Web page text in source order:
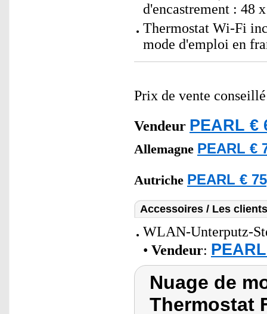
d'encastrement : 48
Thermostat Wi-Fi
mode d'emploi en
Prix de vente
Vendeur PEARL €
Allemagne PEARL €
Autriche PEARL €
Accessoires / Les
WLAN-Unterputz-
• Vendeur:
Nuage de
Thermostat